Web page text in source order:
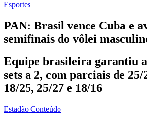
Esportes
PAN: Brasil vence Cuba e
semifinais do vôlei
Equipe brasileira garantiu
sets a 2, com parciais de 25/
18/25, 25/27 e 18/16
Estadão Conteúdo